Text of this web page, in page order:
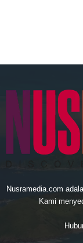
Nusramedia.com
Kami